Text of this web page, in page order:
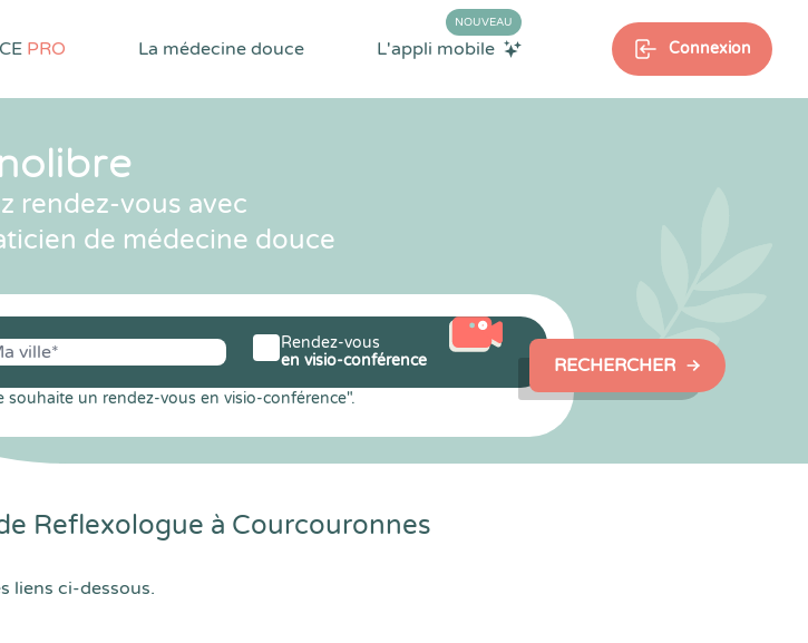
PRO La médecine douce L'appli mobile
NOUVEAU
Connexion
rendez-vous avec
de médecine douce
un rendez-vous en visio-conférence".
Rendez-vous
en visio-conférence
RECHERCHER
Reflexologue à Courcouronnes
liens ci-dessous.